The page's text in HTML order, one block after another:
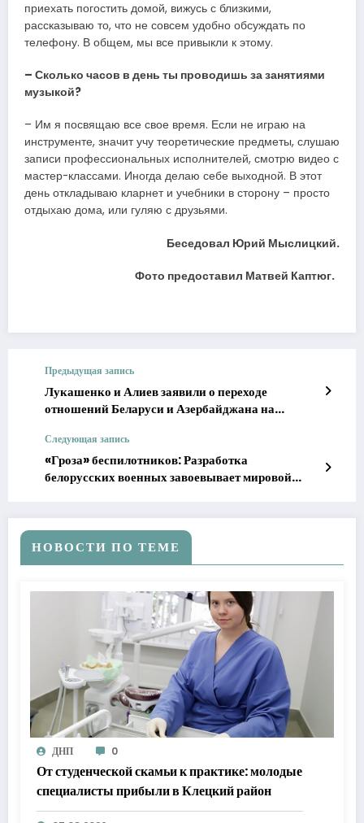
приехать погостить домой, вижусь с близкими,
рассказываю то, что не совсем удобно обсуждать по
телефону. В общем, мы все привыкли к этому.
– Сколько часов в день ты проводишь за занятиями
музыкой?
– Им я посвящаю все свое время. Если не играю на
инструменте, значит учу теоретические предметы, слушаю
записи профессиональных исполнителей, смотрю видео с
мастер-классами. Иногда делаю себе выходной. В этот
день откладываю кларнет и учебники в сторону – просто
отдыхаю дома, или гуляю с друзьями.
Беседовал Юрий Мыслицкий.
Фото предоставил Матвей Каптюг.
Предыдущая запись
Лукашенко и Алиев заявили о переходе
отношений Беларуси и Азербайджана на
Следующая запись
«Гроза» беспилотников: Разработка
белорусских военных завоевывает мировой
НОВОСТИ ПО ТЕМЕ
ДНП 0
От студенческой скамьи к практике: молодые
специалисты прибыли в Клецкий район